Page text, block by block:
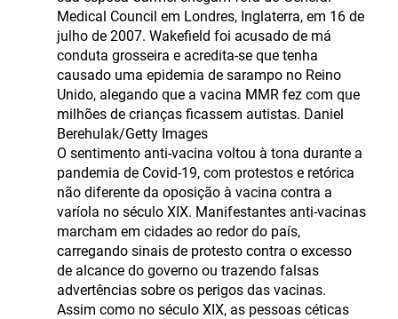
Medical Council em Londres, Inglaterra, em 16 de
julho de 2007. Wakefield foi acusado de má
conduta grosseira e acredita-se que tenha
causado uma epidemia de sarampo no Reino
Unido, alegando que a vacina MMR fez com que
milhões de crianças ficassem autistas. Daniel
Berehulak/Getty Images
O sentimento anti-vacina voltou à tona durante a
pandemia de Covid-19, com protestos e retórica
não diferente da oposição à vacina contra a
varíola no século XIX. Manifestantes anti-vacinas
marcham em cidades ao redor do país,
carregando sinais de protesto contra o excesso
de alcance do governo ou trazendo falsas
advertências sobre os perigos das vacinas.
Assim como no século XIX, as pessoas céticas